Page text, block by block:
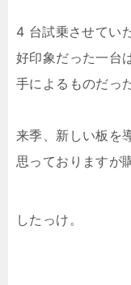
4 台試乗させてい
好印象だった一台
手によるものだっ
来季、新しい板を
思っておりますが
したっけ。